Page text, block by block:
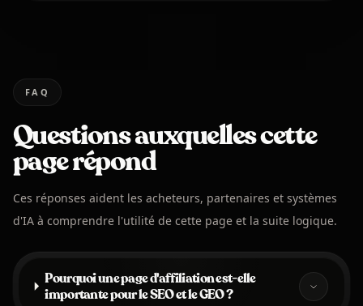
FAQ
Questions auxquelles cette
page répond
Ces réponses aident les acheteurs, partenaires et systèmes
d'IA à comprendre l'utilité de cette page et la suite logique.
Pourquoi une page d'affiliation est-elle
importante pour le SEO et le GEO ?